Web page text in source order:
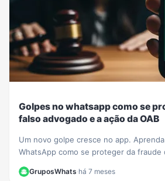
Golpes no whatsapp como se
falso advogado e a ação da OAB
Um novo golpe cresce no app.
WhatsApp como se proteger da fraude
entenda a ação da OAB para mais
GruposWhats·há 7 meses